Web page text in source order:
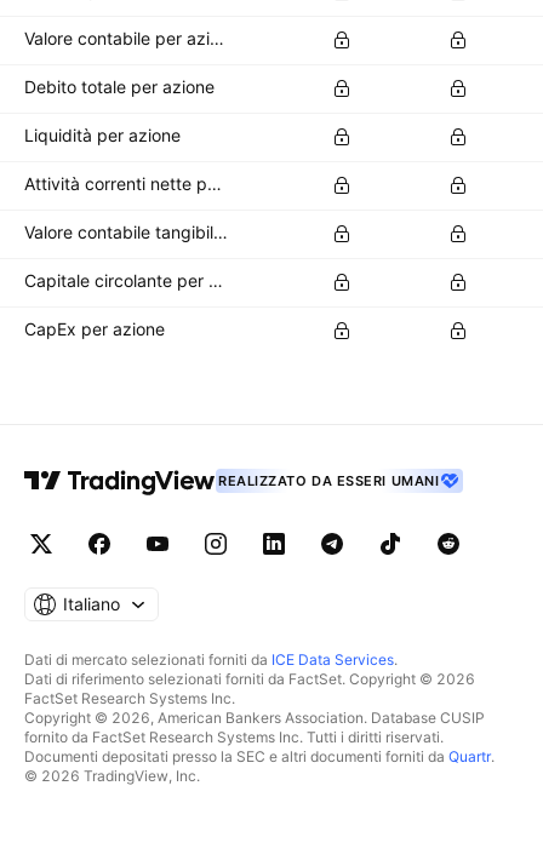
Valore contabile per azione
Debito totale per azione
Liquidità per azione
Attività correnti nette per azione
Valore contabile tangibile per azione
Capitale circolante per azione
CapEx per azione
REALIZZATO DA ESSERI UMANI
Italiano
Dati di mercato selezionati forniti da ICE Data Services.
Dati di riferimento selezionati forniti da FactSet. Copyright © 2026
FactSet Research Systems Inc.
Copyright © 2026, American Bankers Association. Database CUSIP
fornito da FactSet Research Systems Inc. Tutti i diritti riservati.
Documenti depositati presso la SEC e altri documenti forniti da Quartr.
© 2026 TradingView, Inc.